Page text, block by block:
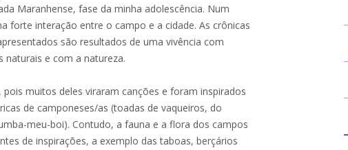
Maranhense, fase da minha adolescência. Num
forte interação entre o campo e a cidade. As crônicas
são resultados de uma vivência com
naturais e com a natureza.
muitos deles viraram canções e foram inspirados
de camponeses/as (toadas de vaqueiros, do
meu-boi). Contudo, a fauna e a flora dos campos
de inspirações, a exemplo das taboas, berçários